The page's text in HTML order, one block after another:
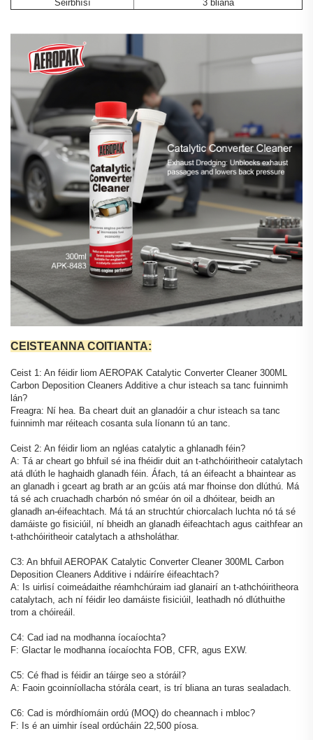
Seirbhísí 3 bliana
CEISTEANNA COITIANTA:
Ceist 1: An féidir liom AEROPAK Catalytic Converter Cleaner 300ML
Carbon Deposition Cleaners Additive a chur isteach sa tanc fuinnimh
lán?
Freagra: Ní hea. Ba cheart duit an glanadóir a chur isteach sa tanc
fuinnimh mar réiteach cosanta sula líonann tú an tanc.
Ceist 2: An féidir liom an ngléas catalytic a ghlanadh féin?
A: Tá ar cheart go bhfuil sé ina fhéidir duit an t-athchóiritheoir catalytach
atá dlúth le haghaidh glanadh féin. Áfach, tá an éifeacht a bhaintear as
an glanadh i gceart ag brath ar an gcúis atá mar fhoinse don dlúthú. Má
tá sé ach cruachadh charbón nó sméar ón oil a dhóitear, beidh an
glanadh an-éifeachtach. Má tá an struchtúr chiorcalach luchta nó tá sé
damáiste go fisiciúil, ní bheidh an glanadh éifeachtach agus caithfear an
t-athchóiritheoir catalytach a athsholáthar.
C3: An bhfuil AEROPAK Catalytic Converter Cleaner 300ML Carbon
Deposition Cleaners Additive i ndáiríre éifeachtach?
A: Is uirlisí coimeádaithe réamhchúraim iad glanairí an t-athchóiritheora
catalytach, ach ní féidir leo damáiste fisiciúil, leathadh nó dlúthuithe
trom a chóireáil.
C4: Cad iad na modhanna íocaíochta?
F: Glactar le modhanna íocaíochta FOB, CFR, agus EXW.
C5: Cé fhad is féidir an táirge seo a stóráil?
A: Faoin gcoinníollacha stórála ceart, is trí bliana an turas sealadach.
C6: Cad is mórdhíomáin ordú (MOQ) do cheannach i mbloc?
F: Is é an uimhir íseal ordúcháin 22,500 píosa.